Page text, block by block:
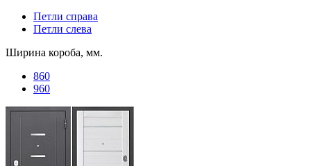
Петли справа
Петли слева
Ширина короба, мм.
860
960